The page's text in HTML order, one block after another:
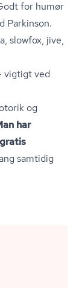
for humør
Parkinson.
slowfox, jive,
vigtigt ved
og
har
samtidig